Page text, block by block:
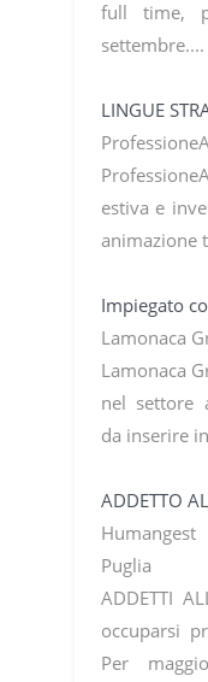
full time,
settembre....
LINGUE
estiva e
animazione
Impiegato
Lamonaca
Lamonaca
nel settore
da inserire
ADDETTO
Puglia
ADDETTI
occuparsi
Per